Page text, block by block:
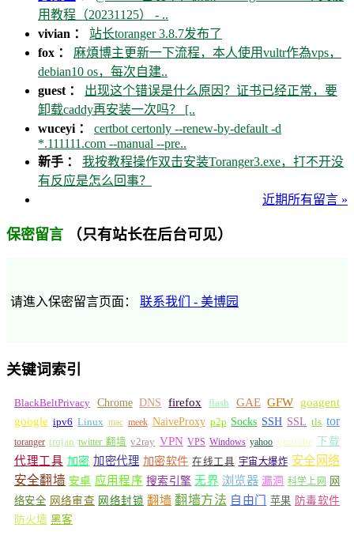
用教程（20231125） - ..
vivian ： 站长toranger 3.8.7发布了
fox ： 麻煩博主更新一下流程，本人使用vultr作為vps，
debian10 os，每次自建..
guest ： 出现这个错误是什么原因？证书已经正常，要
卸载caddy再安装一次吗？ [..
wuceyi ： certbot certonly --renew-by-default -d
*.111111.com --manual --pre..
新手 ： 我按教程操作双击安装Toranger3.exe，打不开没
有反应是怎么回事？
近期所有留言 »
保密留言 （只有站长在后台可见）
请進入保密留言页面： 联系我们 - 美博园
关键词索引
BlackBeltPrivacy Chrome DNS firefox flash GAE GFW
goagent
google ipv6 Linux mac meek NaiveProxy p2p Socks SSH SSL tls tor
toranger trojan twitter 翻墙 v2ray VPN VPS Windows yahoo youtube 下载
代理工具 加密 加密代理 加密软件 在线工具 宇宙大爆炸 安全网络
安全翻墙 安卓 应用程序 搜索引擎 无界 浏览器 漏洞 科学上网 网
络安全 网络审查 网络封锁 翻墙 翻墙方法 自由门 苹果 防毒软件
防火墙 黑客